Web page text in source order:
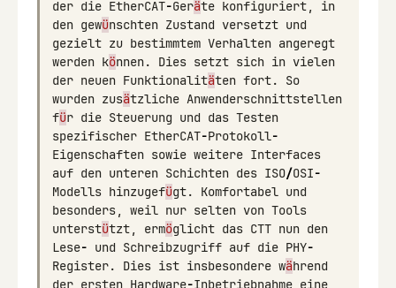
der die EtherCAT-Geräte konfiguriert,
in
den gewünschten Zustand versetzt und
gezielt zu bestimmtem Verhalten angeregt
werden können. Dies setzt sich in vielen
der neuen Funktionalitäten fort.
So
wurden zusätzliche Anwenderschnittstellen
für die Steuerung und das Testen
spezifischer EtherCAT-Protokoll-
Eigenschaften sowie weitere Interfaces
auf den unteren Schichten des ISO/OSI-
Modells hinzugefügt. Komfortabel und
besonders, weil nur selten von Tools
unterstützt, ermöglicht das CTT nun den
Lese- und Schreibzugriff auf die PHY-
Register. Dies ist insbesondere während
der ersten Hardware-Inbetriebnahme eine